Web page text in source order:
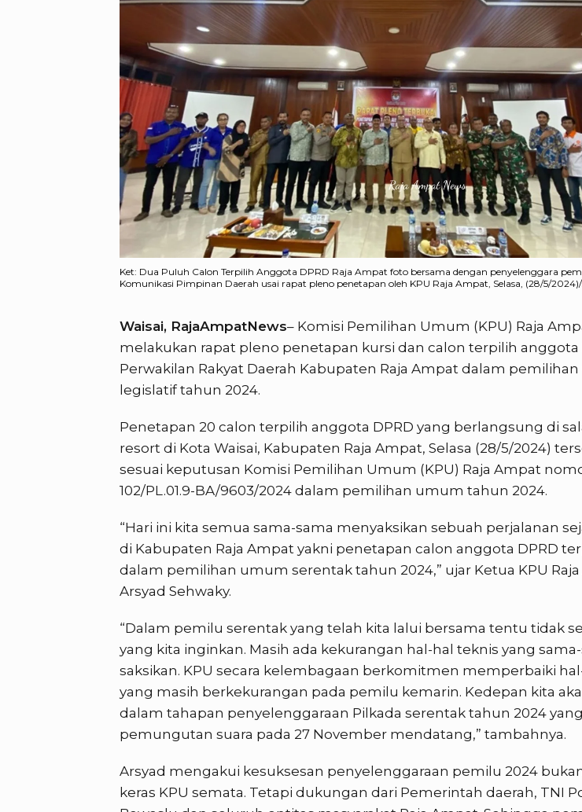
Ket: Dua Puluh Calon Terpilih Anggota DPRD Raja Ampat foto bersama dengan penyelenggara
Komunikasi Pimpinan Daerah usai rapat pleno penetapan oleh KPU Raja Ampat, Selasa, (28/5/
Waisai, RajaAmpatNews– Komisi Pemilihan Umum (KPU) Raja
melakukan rapat pleno penetapan kursi dan calon terpilih anggota
Perwakilan Rakyat Daerah Kabupaten Raja Ampat dalam
legislatif tahun 2024.
Penetapan 20 calon terpilih anggota DPRD yang berlangsung di
resort di Kota Waisai, Kabupaten Raja Ampat, Selasa (28/5/2024)
sesuai keputusan Komisi Pemilihan Umum (KPU) Raja Ampat
102/PL.01.9-BA/9603/2024 dalam pemilihan umum tahun 2024.
“Hari ini kita semua sama-sama menyaksikan sebuah perjalanan
di Kabupaten Raja Ampat yakni penetapan calon anggota DPRD
dalam pemilihan umum serentak tahun 2024,” ujar Ketua KPU
Arsyad Sehwaky.
“Dalam pemilu serentak yang telah kita lalui bersama tentu tidak
yang kita inginkan. Masih ada kekurangan hal-hal teknis yang
saksikan. KPU secara kelembagaan berkomitmen memperbaiki
yang masih berkekurangan pada pemilu kemarin. Kedepan kita
dalam tahapan penyelenggaraan Pilkada serentak tahun 2024 yang
pemungutan suara pada 27 November mendatang,” tambahnya.
Arsyad mengakui kesuksesan penyelenggaraan pemilu 2024
keras KPU semata. Tetapi dukungan dari Pemerintah daerah, TNI